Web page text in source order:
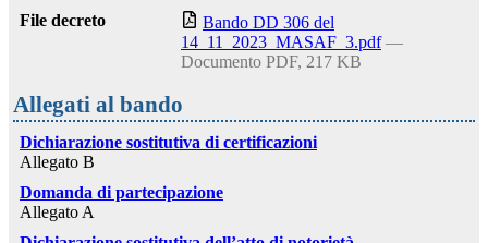
File decreto
Bando DD 306 del
14_11_2023_MASAF_3.pdf —
Documento PDF, 217 KB
Allegati al bando
Dichiarazione sostitutiva di certificazioni
Allegato B
Domanda di partecipazione
Allegato A